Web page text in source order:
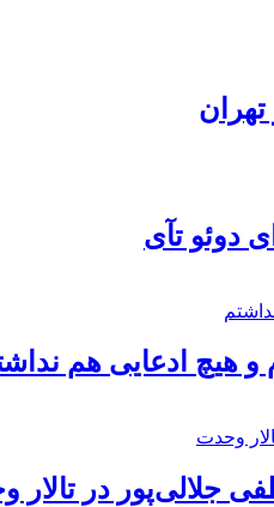
دوئو تآی
هیچ ادعایی هم
جلالی‌پور در تالار